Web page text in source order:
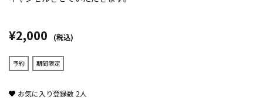
¥2,000 (税込)
予約 期間限定
お気に入り登録数 2人